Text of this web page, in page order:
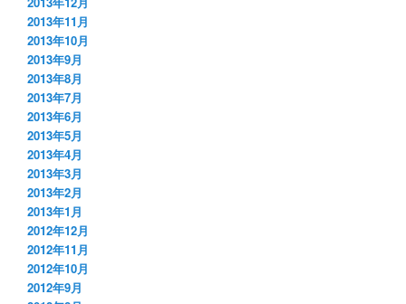
2013年11月
2013年10月
2013年9月
2013年8月
2013年7月
2013年6月
2013年5月
2013年4月
2013年3月
2013年2月
2013年1月
2012年12月
2012年11月
2012年10月
2012年9月